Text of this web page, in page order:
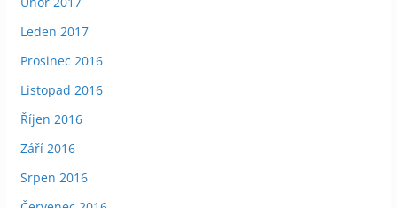
Leden 2017
Prosinec 2016
Listopad 2016
Říjen 2016
Září 2016
Srpen 2016